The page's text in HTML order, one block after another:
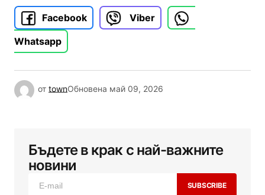
Facebook
Viber
Whatsapp
от townОбновена май 09, 2026
Бъдете в крак с най-важните
новини
SUBSCRIBE